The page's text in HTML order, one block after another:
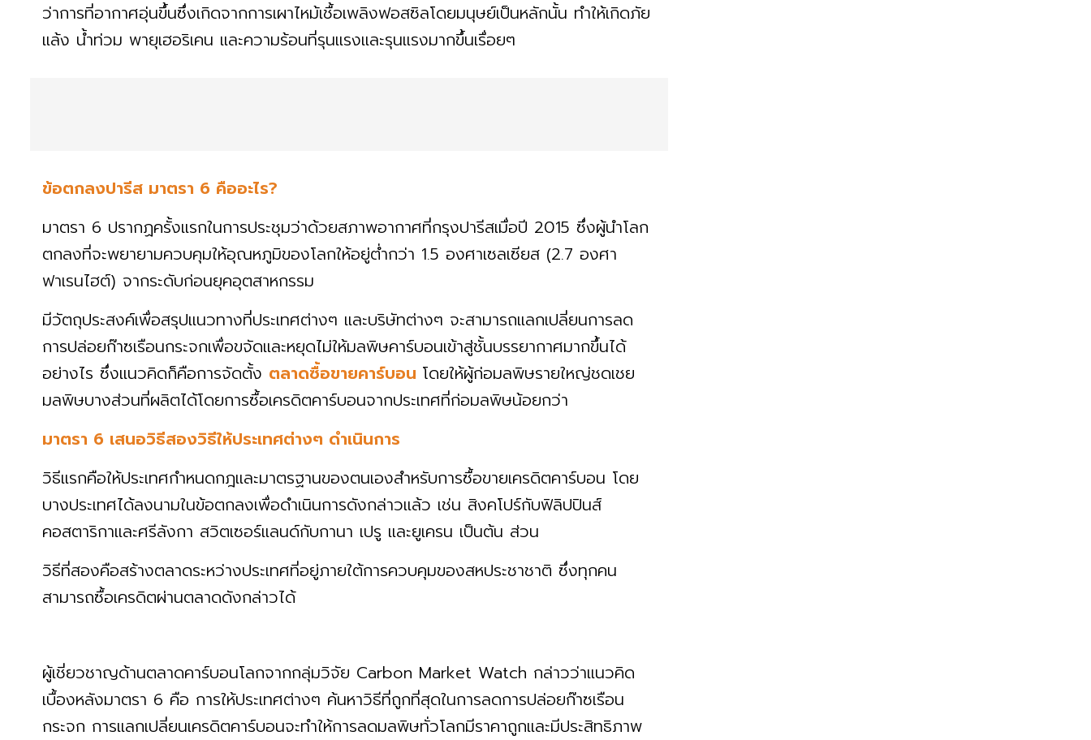
ว่าการที่อากาศอุ่นขึ้นซึ่งเกิดจากการเผาไหม้เชื้อเพลิงฟอสซิลโดยมนุษย์เป็นหลักนั้น ทำให้เกิดภัย
แล้ง น้ำท่วม พายุเฮอริเคน และความร้อนที่รุนแรงและรุนแรงมากขึ้นเรื่อยๆ
ข้อตกลงปารีส มาตรา 6 คืออะไร?
มาตรา 6 ปรากฏครั้งแรกในการประชุมว่าด้วยสภาพอากาศที่กรุงปารีสเมื่อปี 2015 ซึ่งผู้นำโลก
ตกลงที่จะพยายามควบคุมให้อุณหภูมิของโลกให้อยู่ต่ำกว่า 1.5 องศาเซลเซียส (2.7 องศา
ฟาเรนไฮต์) จากระดับก่อนยุคอุตสาหกรรม
มีวัตถุประสงค์เพื่อสรุปแนวทางที่ประเทศต่างๆ และบริษัทต่างๆ จะสามารถแลกเปลี่ยนการลด
การปล่อยก๊าซเรือนกระจกเพื่อขจัดและหยุดไม่ให้มลพิษคาร์บอนเข้าสู่ชั้นบรรยากาศมากขึ้นได้
อย่างไร ซึ่งแนวคิดก็คือการจัดตั้ง ตลาดซื้อขายคาร์บอน โดยให้ผู้ก่อมลพิษรายใหญ่ชดเชย
มลพิษบางส่วนที่ผลิตได้โดยการซื้อเครดิตคาร์บอนจากประเทศที่ก่อมลพิษน้อยกว่า
มาตรา 6 เสนอวิธีสองวิธีให้ประเทศต่างๆ ดำเนินการ
วิธีแรกคือให้ประเทศกำหนดกฎและมาตรฐานของตนเองสำหรับการซื้อขายเครดิตคาร์บอน โดย
บางประเทศได้ลงนามในข้อตกลงเพื่อดำเนินการดังกล่าวแล้ว เช่น สิงคโปร์กับฟิลิปปินส์
คอสตาริกาและศรีลังกา สวิตเซอร์แลนด์กับกานา เปรู และยูเครน เป็นต้น ส่วน
วิธีที่สองคือสร้างตลาดระหว่างประเทศที่อยู่ภายใต้การควบคุมของสหประชาชาติ ซึ่งทุกคน
สามารถซื้อเครดิตผ่านตลาดดังกล่าวได้
ผู้เชี่ยวชาญด้านตลาดคาร์บอนโลกจากกลุ่มวิจัย Carbon Market Watch กล่าวว่าแนวคิด
เบื้องหลังมาตรา 6 คือ การให้ประเทศต่างๆ ค้นหาวิธีที่ถูกที่สุดในการลดการปล่อยก๊าซเรือน
กระจก การแลกเปลี่ยนเครดิตคาร์บอนจะทำให้การลดมลพิษทั่วโลกมีราคาถูกและมีประสิทธิภาพ